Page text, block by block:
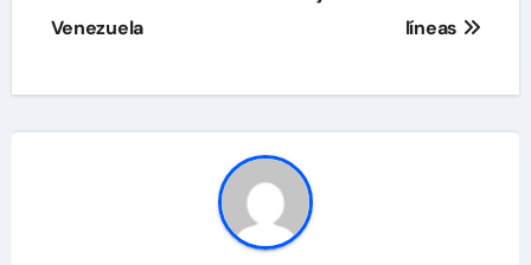
Venezuela
líneas